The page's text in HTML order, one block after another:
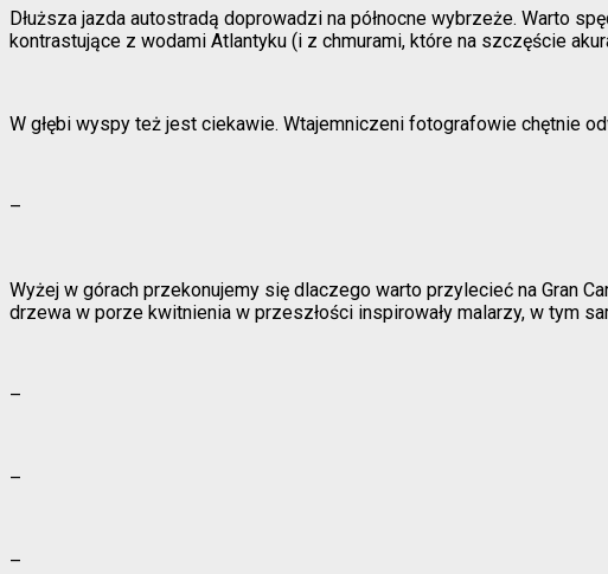
Dłuższa jazda autostradą doprowadzi na północne wybrzeże. Warto
kontrastujące z wodami Atlantyku (i z chmurami, które na szczęście
W głębi wyspy też jest ciekawie. Wtajemniczeni fotografowie chętnie
–
Wyżej w górach przekonujemy się dlaczego warto przylecieć na Gran
drzewa w porze kwitnienia w przeszłości inspirowały malarzy, w tym
–
–
–